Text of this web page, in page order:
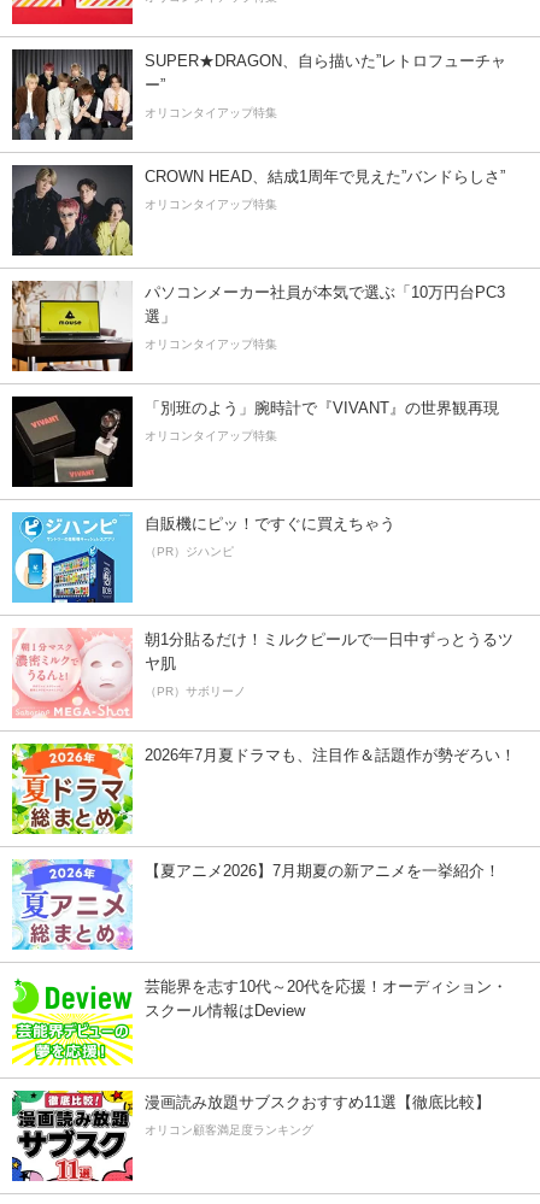
SUPER★DRAGON、自ら描いた”レトロフューチャ
ー”
オリコンタイアップ特集
CROWN HEAD、結成1周年で見えた”バンドらしさ”
オリコンタイアップ特集
パソコンメーカー社員が本気で選ぶ「10万円台PC3
選」
オリコンタイアップ特集
「別班のよう」腕時計で『VIVANT』の世界観再現
オリコンタイアップ特集
自販機にピッ！ですぐに買えちゃう
（PR）ジハンピ
朝1分貼るだけ！ミルクピールで一日中ずっとうるツ
ヤ肌
（PR）サボリーノ
2026年7月夏ドラマも、注目作＆話題作が勢ぞろい！
【夏アニメ2026】7月期夏の新アニメを一挙紹介！
芸能界を志す10代～20代を応援！オーディション・
スクール情報はDeview
漫画読み放題サブスクおすすめ11選【徹底比較】
オリコン顧客満足度ランキング